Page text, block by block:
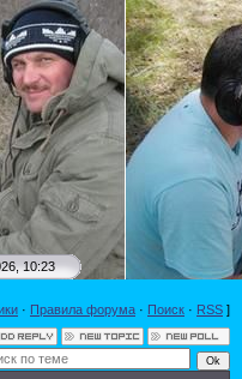
10:23
· Правила форума · Поиск · RSS ]